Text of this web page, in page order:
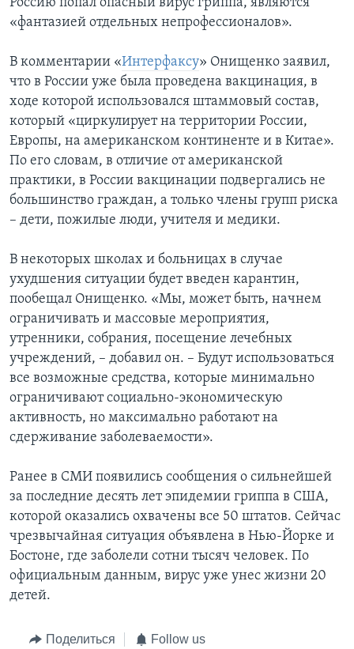
Россию попал опасный вирус гриппа, являются
«фантазией отдельных непрофессионалов».
В комментарии «Интерфаксу» Онищенко заявил,
что в России уже была проведена вакцинация, в
ходе которой использовался штаммовый состав,
который «циркулирует на территории России,
Европы, на американском континенте и в Китае».
По его словам, в отличие от американской
практики, в России вакцинации подвергались не
большинство граждан, а только члены групп риска
– дети, пожилые люди, учителя и медики.
В некоторых школах и больницах в случае
ухудшения ситуации будет введен карантин,
пообещал Онищенко. «Мы, может быть, начнем
ограничивать и массовые мероприятия,
утренники, собрания, посещение лечебных
учреждений, – добавил он. – Будут использоваться
все возможные средства, которые минимально
ограничивают социально-экономическую
активность, но максимально работают на
сдерживание заболеваемости».
Ранее в СМИ появились сообщения о сильнейшей
за последние десять лет эпидемии гриппа в США,
которой оказались охвачены все 50 штатов. Сейчас
чрезвычайная ситуация объявлена в Нью-Йорке и
Бостоне, где заболели сотни тысяч человек. По
официальным данным, вирус уже унес жизни 20
детей.
Поделиться Follow us